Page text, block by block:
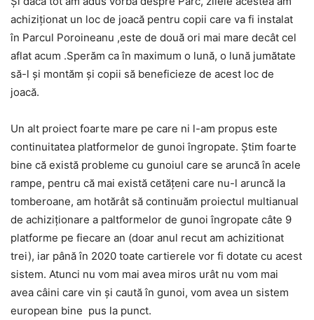
achiziţionat un loc de joacă pentru copii care va fi instalat
în Parcul Poroineanu ,este de două ori mai mare decât cel
aflat acum .Sperăm ca în maximum o lună, o lună jumătate
să-l şi montăm şi copii să beneficieze de acest loc de
joacă.
Un alt proiect foarte mare pe care ni l-am propus este
continuitatea platformelor de gunoi îngropate. Ştim foarte
bine că există probleme cu gunoiul care se aruncă în acele
rampe, pentru că mai există cetăţeni care nu-l aruncă la
tomberoane, am hotărât să continuăm proiectul multianual
de achiziţionare a paltformelor de gunoi îngropate câte 9
platforme pe fiecare an (doar anul recut am achizitionat
trei), iar până în 2020 toate cartierele vor fi dotate cu acest
sistem. Atunci nu vom mai avea miros urât nu vom mai
avea câini care vin şi caută în gunoi, vom avea un sistem
european bine pus la punct.